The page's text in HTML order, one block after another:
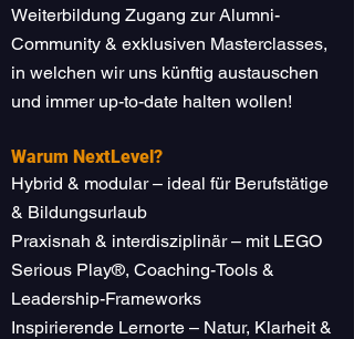
Weiterbildung Zugang zur Alumni-
Community & exklusiven Masterclasses,
in welchen wir uns künftig austauschen
und immer up-to-date halten wollen!
Warum NextLevel?
Hybrid & modular – ideal für Berufstätige
& Bildungsurlaub
Praxisnah & interdisziplinär – mit LEGO
Serious Play®, Coaching-Tools &
Leadership-Frameworks
Inspirierende Lernorte – Natur, Klarheit &